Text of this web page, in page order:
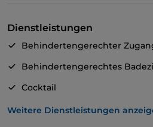
Dienstleistungen
Behindertengerechter
Behindertengerechtes
Cocktail
Es wird Englisch gesprochen
Weitere Dienstleistungen